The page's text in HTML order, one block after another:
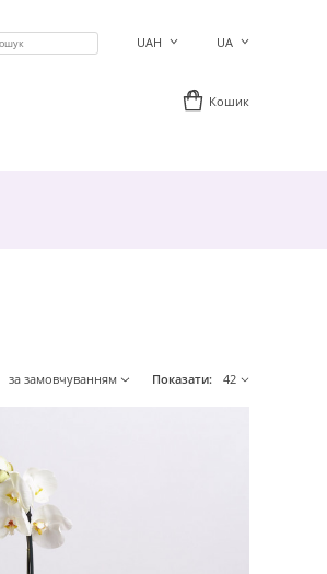
UAH UA
Кошик
за замовчуванням Показати: 42